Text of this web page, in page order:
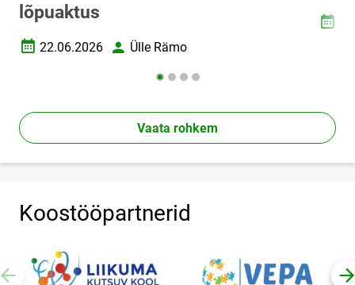
lõpuaktus
Loomise kuupäev
22.06.2026 AutorÜlle Rämo
Vaata rohkem
Koostööpartnerid